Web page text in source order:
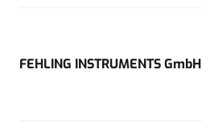
FEHLING INSTRUMENTS GmbH